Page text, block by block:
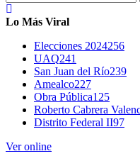
Lo Más Viral
Elecciones 2024256
UAQ241
San Juan del Río239
Amealco227
Obra Pública125
Roberto Cabrera
Distrito Federal II97
Ver online